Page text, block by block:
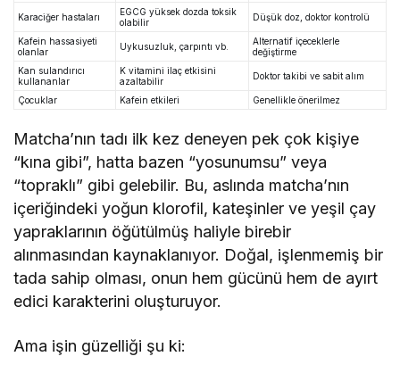
Karaciğer hastaları
EGCG yüksek dozda toksik
olabilir
Düşük doz, doktor kontrolü
Kafein hassasiyeti
olanlar
Uykusuzluk, çarpıntı vb.
Alternatif içeceklerle
değiştirme
Kan sulandırıcı
kullananlar
K vitamini ilaç etkisini
azaltabilir
Doktor takibi ve sabit alım
Çocuklar Kafein etkileri Genellikle önerilmez
Matcha’nın tadı ilk kez deneyen pek çok kişiye
“kına gibi”, hatta bazen “yosunumsu” veya
“topraklı” gibi gelebilir. Bu, aslında matcha’nın
içeriğindeki yoğun klorofil, kateşinler ve yeşil çay
yapraklarının öğütülmüş haliyle birebir
alınmasından kaynaklanıyor. Doğal, işlenmemiş bir
tada sahip olması, onun hem gücünü hem de ayırt
edici karakterini oluşturuyor.
Ama işin güzelliği şu ki: